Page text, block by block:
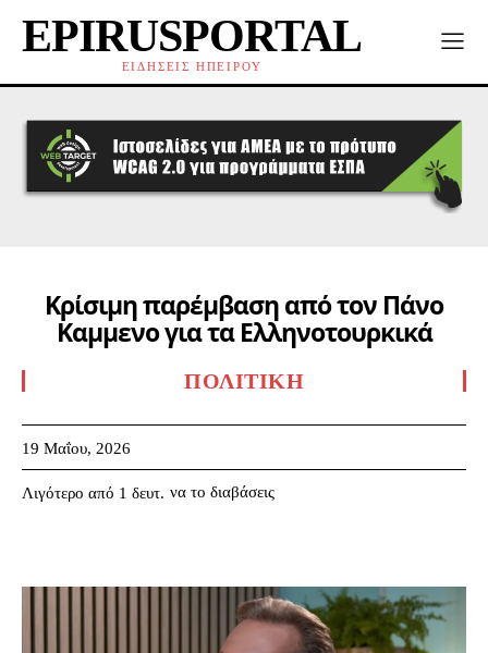
EPIRUSPORTAL
ΕΙΔΗΣΕΙΣ ΗΠΕΙΡΟΥ
Κρίσιμη παρέμβαση από τον Πάνο
Καμμενο για τα Ελληνοτουρκικά
ΠΟΛΙΤΙΚΉ
19 Μαΐου, 2026
Λιγότερο από 1 δευτ. να το διαβάσεις